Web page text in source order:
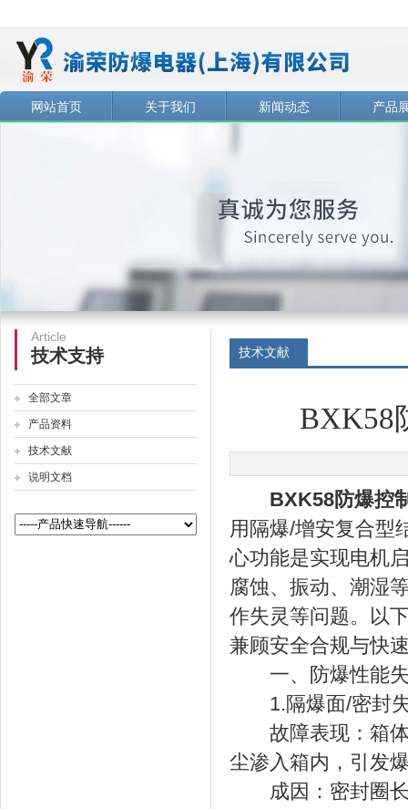
公司名称
网站首页 关于我们 新闻动态 产品
Article
技术支持
全部文章
产品资料
技术文献
说明文档
技术文献
BXK58
BXK58防爆控
用隔爆/增安复合型
心功能是实现电机
腐蚀、振动、潮湿
作失灵等问题。以
兼顾安全合规与快
一、防爆性能失
1.隔爆面/密封
故障表现：箱体
尘渗入箱内，引发
成因：密封圈长